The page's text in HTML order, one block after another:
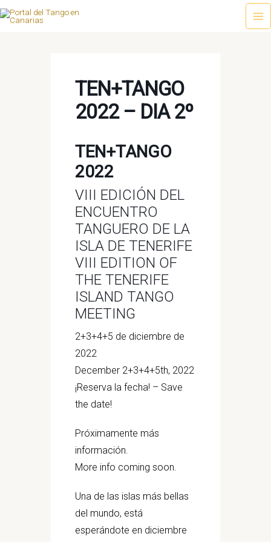
Ir
TEN+TANGO
2022 – DIA 2º
TEN+TANGO
2022
VIII EDICIÓN DEL
ENCUENTRO
TANGUERO DE LA
ISLA DE TENERIFE
VIII EDITION OF
THE TENERIFE
ISLAND TANGO
MEETING
2+3+4+5 de diciembre de
2022
December 2+3+4+5th, 2022
¡Reserva la fecha! – Save
the date!
Próximamente más
información.
More info coming soon.
Una de las islas más bellas
del mundo, está
esperándote en diciembre